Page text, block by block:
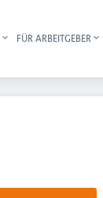
FÜR ARBEITGEBER